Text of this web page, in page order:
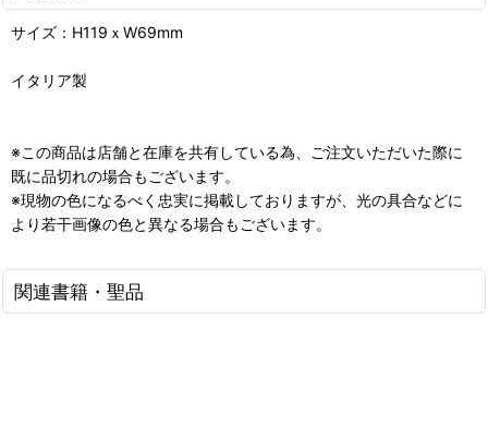
サイズ：H119ｘW69mm
イタリア製
※この商品は店舗と在庫を共有している為、ご注文いただいた際に
既に品切れの場合もございます。
※現物の色になるべく忠実に掲載しておりますが、光の具合などに
より若干画像の色と異なる場合もございます。
関連書籍・聖品